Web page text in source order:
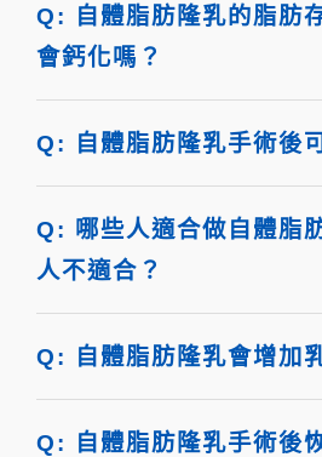
Q: 自體脂肪隆乳的脂肪
會鈣化嗎？
Q: 自體脂肪隆乳手術後
Q: 哪些人適合做自體脂
人不適合？
Q: 自體脂肪隆乳會增加
Q: 自體脂肪隆乳手術後